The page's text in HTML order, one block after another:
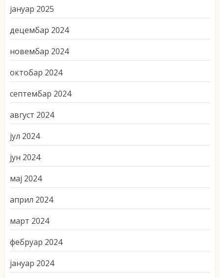
јануар 2025
децембар 2024
новембар 2024
октобар 2024
септембар 2024
август 2024
јул 2024
јун 2024
мај 2024
април 2024
март 2024
фебруар 2024
јануар 2024